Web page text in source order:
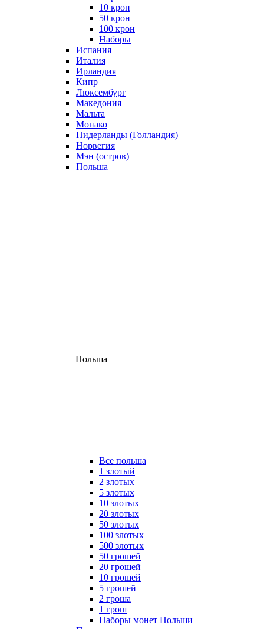
10 крон
50 крон
100 крон
Наборы
Испания
Италия
Ирландия
Кипр
Люксембург
Македония
Мальта
Монако
Нидерланды (Голландия)
Норвегия
Мэн (остров)
Польша
Польша
Все польша
1 злотый
2 злотых
5 злотых
10 злотых
20 злотых
50 злотых
100 злотых
500 злотых
50 грошей
20 грошей
10 грошей
5 грошей
2 гроша
1 грош
Наборы монет Польши